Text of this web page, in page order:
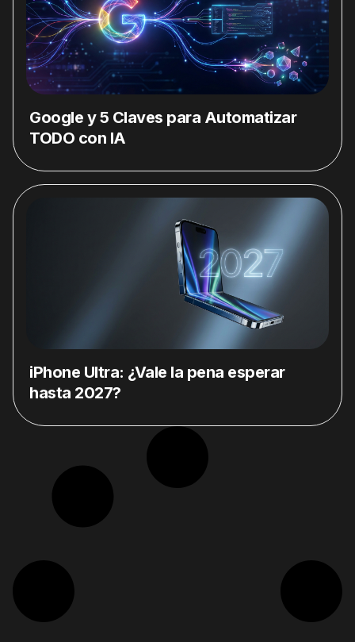
Google y 5 Claves para Automatizar
TODO con IA
iPhone Ultra: ¿Vale la pena esperar
hasta 2027?